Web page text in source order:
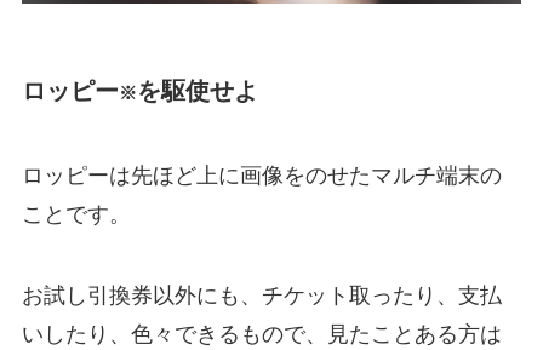
ロッピー※を駆使せよ
ロッピーは先ほど上に画像をのせたマルチ端末の
ことです。
お試し引換券以外にも、チケット取ったり、支払
いしたり、色々できるもので、見たことある方は